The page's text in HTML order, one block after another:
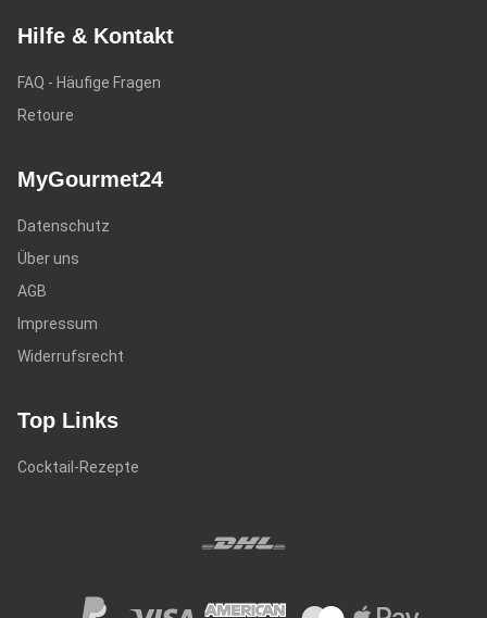
Hilfe & Kontakt
FAQ - Häufige Fragen
Retoure
MyGourmet24
Datenschutz
Über uns
AGB
Impressum
Widerrufsrecht
Top Links
Cocktail-Rezepte